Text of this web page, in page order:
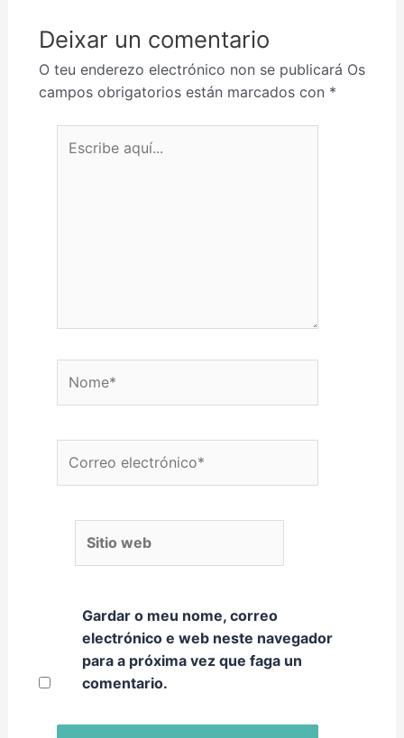
Deixar un comentario
O teu enderezo electrónico non se publicará Os
campos obrigatorios están marcados con *
Gardar o meu nome, correo
electrónico e web neste navegador
para a próxima vez que faga un
comentario.